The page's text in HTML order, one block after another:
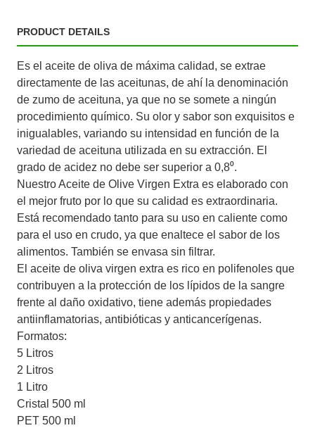
PRODUCT DETAILS
Es el aceite de oliva de máxima calidad, se extrae
directamente de las aceitunas, de ahí la denominación
de zumo de aceituna, ya que no se somete a ningún
procedimiento químico. Su olor y sabor son exquisitos e
inigualables, variando su intensidad en función de la
variedad de aceituna utilizada en su extracción. El
grado de acidez no debe ser superior a 0,8⁰.
Nuestro Aceite de Olive Virgen Extra es elaborado con
el mejor fruto por lo que su calidad es extraordinaria.
Está recomendado tanto para su uso en caliente como
para el uso en crudo, ya que enaltece el sabor de los
alimentos. También se envasa sin filtrar.
El aceite de oliva virgen extra es rico en polifenoles que
contribuyen a la protección de los lípidos de la sangre
frente al daño oxidativo, tiene además propiedades
antiinflamatorias, antibióticas y anticancerígenas.
Formatos:
5 Litros
2 Litros
1 Litro
Cristal 500 ml
PET 500 ml